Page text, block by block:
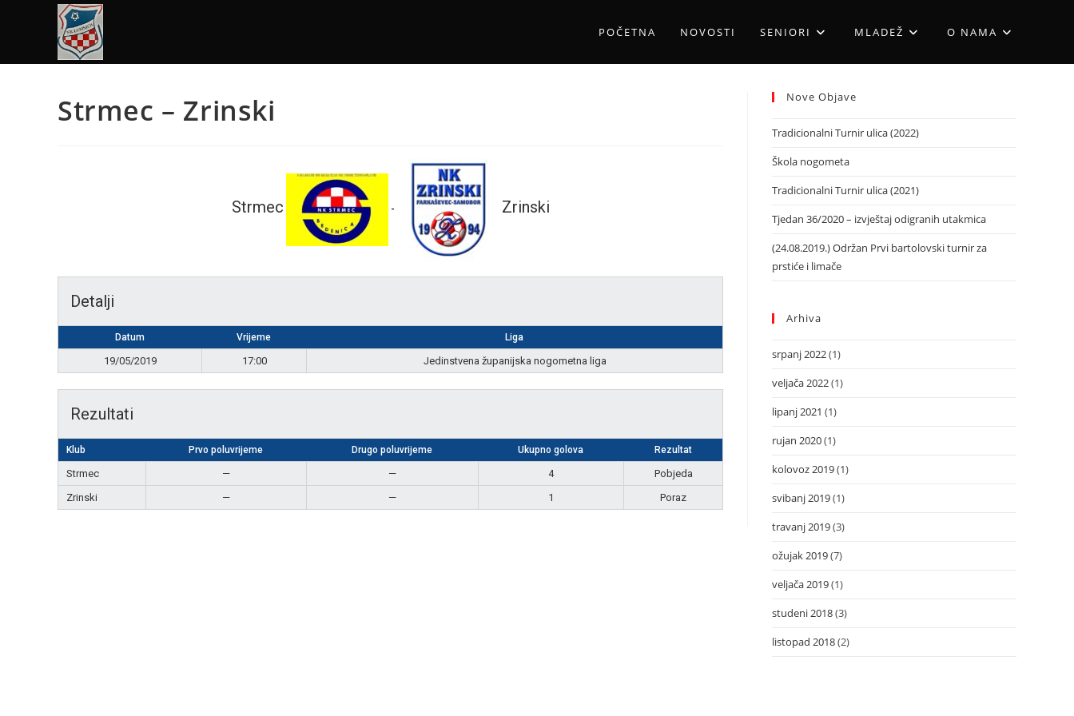
POČETNA NOVOSTI SENIORI MLADEŽ O NAMA
Strmec – Zrinski
Strmec - Zrinski
Detalji
Datum Vrijeme Liga
19/05/2019 17:00 Jedinstvena županijska nogometna liga
Rezultati
Klub Prvo poluvrijeme Drugo poluvrijeme Ukupno golova Rezultat
Strmec — — 4
Pobjeda
Zrinski
— — 1 Poraz
Nove Objave
Tradicionalni Turnir ulica (2022)
Škola nogometa
Tradicionalni Turnir ulica (2021)
Tjedan 36/2020 – izvještaj odigranih utakmica
(24.08.2019.) Održan Prvi bartolovski turnir za
prstiće i limače
Arhiva
srpanj 2022(1)
veljača 2022(1)
lipanj 2021 (1)
rujan 2020(1)
kolovoz 2019(1)
svibanj 2019(1)
travanj 2019(3)
ožujak 2019(7)
veljača 2019(1)
studeni 2018(3)
listopad 2018(2)